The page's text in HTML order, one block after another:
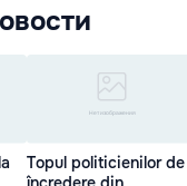
Topul politicienilor de